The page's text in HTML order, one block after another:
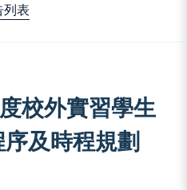
列表
校外實習學生
及時程規劃